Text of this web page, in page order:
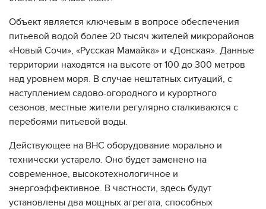
Объект является ключевым в вопросе обеспечения
питьевой водой более 20 тысяч жителей микрорайонов
«Новый Сочи», «Русская Мамайка» и «Донская». Данные
территории находятся на высоте от 100 до 300 метров
над уровнем моря. В случае нештатных ситуаций, с
наступлением садово-огородного и курортного
сезонов, местные жители регулярно сталкиваются с
перебоями питьевой воды.
Действующее на ВНС оборудование морально и
технически устарело. Оно будет заменено на
современное, высокотехнологичное и
энергоэффективное. В частности, здесь будут
установлены два мощных агрегата, способных